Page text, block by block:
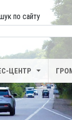
по сайту
ЦЕНТР